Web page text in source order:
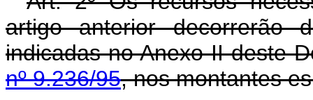
artigo anterior decorrerão
indicadas no Anexo II deste
nº 9.236/95, nos montantes